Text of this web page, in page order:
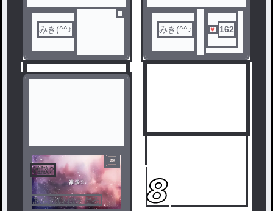
みき(^^♪
7
みき(^^♪ 162
8
雑談2
あるわけねぇだろ